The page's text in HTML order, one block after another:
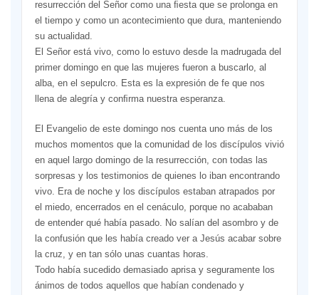
resurrección del Señor como una ﬁesta que se prolonga en
el tiempo y como un acontecimiento que dura, manteniendo
su actualidad.
El Señor está vivo, como lo estuvo desde la madrugada del
primer domingo en que las mujeres fueron a buscarlo, al
alba, en el sepulcro. Esta es la expresión de fe que nos
llena de alegría y conﬁrma nuestra esperanza.
El Evangelio de este domingo nos cuenta uno más de los
muchos momentos que la comunidad de los discípulos vivió
en aquel largo domingo de la resurrección, con todas las
sorpresas y los testimonios de quienes lo iban encontrando
vivo. Era de noche y los discípulos estaban atrapados por
el miedo, encerrados en el cenáculo, porque no acababan
de entender qué había pasado. No salían del asombro y de
la confusión que les había creado ver a Jesús acabar sobre
la cruz, y en tan sólo unas cuantas horas.
Todo había sucedido demasiado aprisa y seguramente los
ánimos de todos aquellos que habían condenado y